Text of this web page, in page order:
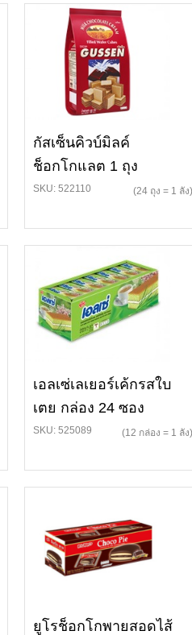
กัสเซ็นคิวบ์มิลค์
ช็อกโกแลต 1 ถุง
SKU: 522110 (24 ถุง = 1 ลัง)
เอลเซ่เลเยอร์เค้กรสใบ
เตย กล่อง 24 ซอง
SKU: 525089 (12 กล่อง = 1 ลัง)
ยูโรช็อกโกพายสอดไส้